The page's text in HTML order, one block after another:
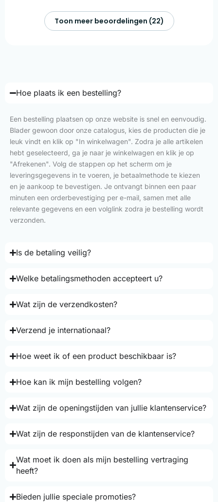
Toon meer beoordelingen (22)
Hoe plaats ik een bestelling?
Een bestelling plaatsen op onze website is snel en eenvoudig.
Blader gewoon door onze catalogus, kies de producten die je
leuk vindt en klik op "In winkelwagen". Zodra je alle artikelen
hebt geselecteerd, ga je naar je winkelwagen en klik je op
"Afrekenen". Volg de stappen op het scherm om je
leveringsgegevens in te voeren, je betaalmethode te kiezen
en je aankoop te bevestigen. Je ontvangt binnen een paar
minuten een orderbevestiging per e-mail, samen met alle
relevante gegevens en een volglink zodra je bestelling wordt
verzonden.
Is de betaling veilig?
Welke betalingsmethoden accepteert u?
Wat zijn de verzendkosten?
Verzend je internationaal?
Hoe weet ik of een product beschikbaar is?
Hoe kan ik mijn bestelling volgen?
Wat zijn de openingstijden van jullie klantenservice?
Wat zijn de responstijden van de klantenservice?
Wat moet ik doen als mijn bestelling vertraging
heeft?
Bieden jullie speciale promoties?